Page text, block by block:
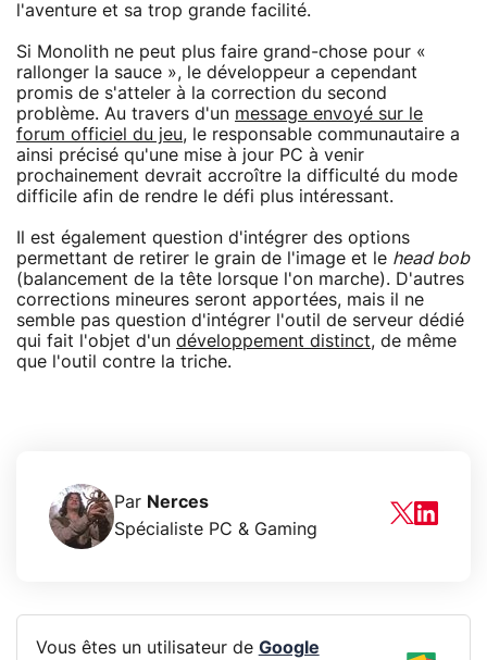
l'aventure et sa trop grande facilité.
Si Monolith ne peut plus faire grand-chose pour «
rallonger la sauce », le développeur a cependant
promis de s'atteler à la correction du second
problème. Au travers d'un message envoyé sur le
forum officiel du jeu, le responsable communautaire a
ainsi précisé qu'une mise à jour PC à venir
prochainement devrait accroître la difficulté du mode
difficile afin de rendre le défi plus intéressant.
Il est également question d'intégrer des options
permettant de retirer le grain de l'image et le head bob
(balancement de la tête lorsque l'on marche). D'autres
corrections mineures seront apportées, mais il ne
semble pas question d'intégrer l'outil de serveur dédié
qui fait l'objet d'un développement distinct, de même
que l'outil contre la triche.
Par Nerces
Spécialiste PC & Gaming
Vous êtes un utilisateur de Google